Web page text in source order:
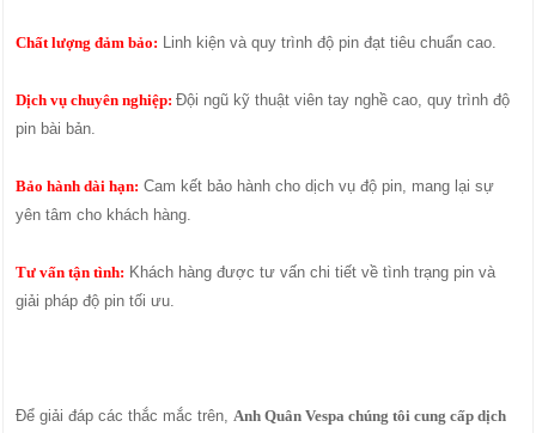
Chất lượng đảm bảo: Linh kiện và quy trình độ pin đạt tiêu chuẩn cao.
Dịch vụ chuyên nghiệp:Đội ngũ kỹ thuật viên tay nghề cao, quy trình độ
pin bài bản.
Bảo hành dài hạn: Cam kết bảo hành cho dịch vụ độ pin, mang lại sự
yên tâm cho khách hàng.
Tư vấn tận tình: Khách hàng được tư vấn chi tiết về tình trạng pin và
giải pháp độ pin tối ưu.
Để giải đáp các thắc mắc trên, Anh Quân Vespa chúng tôi cung cấp dịch